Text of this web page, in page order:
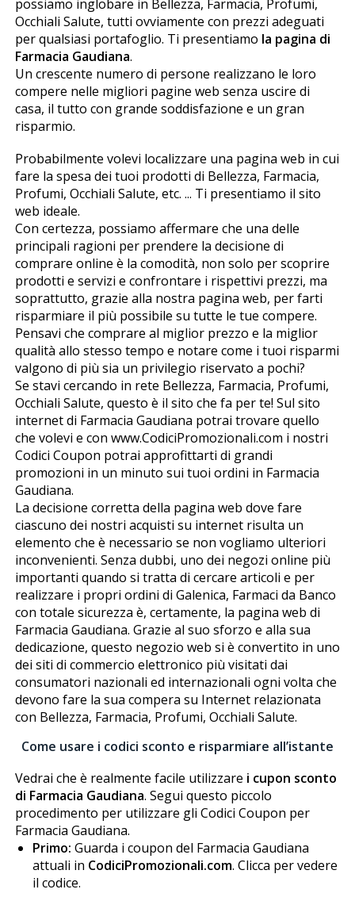
possiamo inglobare in Bellezza, Farmacia, Profumi,
Occhiali Salute, tutti ovviamente con prezzi adeguati
per qualsiasi portafoglio. Ti presentiamo la pagina di
Farmacia Gaudiana.
Un crescente numero di persone realizzano le loro
compere nelle migliori pagine web senza uscire di
casa, il tutto con grande soddisfazione e un gran
risparmio.
Probabilmente volevi localizzare una pagina web in cui
fare la spesa dei tuoi prodotti di Bellezza, Farmacia,
Profumi, Occhiali Salute, etc. ... Ti presentiamo il sito
web ideale.
Con certezza, possiamo affermare che una delle
principali ragioni per prendere la decisione di
comprare online è la comodità, non solo per scoprire
prodotti e servizi e confrontare i rispettivi prezzi, ma
soprattutto, grazie alla nostra pagina web, per farti
risparmiare il più possibile su tutte le tue compere.
Pensavi che comprare al miglior prezzo e la miglior
qualità allo stesso tempo e notare come i tuoi risparmi
valgono di più sia un privilegio riservato a pochi?
Se stavi cercando in rete Bellezza, Farmacia, Profumi,
Occhiali Salute, questo è il sito che fa per te! Sul sito
internet di Farmacia Gaudiana potrai trovare quello
che volevi e con www.CodiciPromozionali.com i nostri
Codici Coupon potrai approfittarti di grandi
promozioni in un minuto sui tuoi ordini in Farmacia
Gaudiana.
La decisione corretta della pagina web dove fare
ciascuno dei nostri acquisti su internet risulta un
elemento che è necessario se non vogliamo ulteriori
inconvenienti. Senza dubbi, uno dei negozi online più
importanti quando si tratta di cercare articoli e per
realizzare i propri ordini di Galenica, Farmaci da Banco
con totale sicurezza è, certamente, la pagina web di
Farmacia Gaudiana. Grazie al suo sforzo e alla sua
dedicazione, questo negozio web si è convertito in uno
dei siti di commercio elettronico più visitati dai
consumatori nazionali ed internazionali ogni volta che
devono fare la sua compera su Internet relazionata
con Bellezza, Farmacia, Profumi, Occhiali Salute.
Come usare i codici sconto e risparmiare all’istante
Vedrai che è realmente facile utilizzare i cupon sconto
di Farmacia Gaudiana. Segui questo piccolo
procedimento per utilizzare gli Codici Coupon per
Farmacia Gaudiana.
Primo: Guarda i coupon del Farmacia Gaudiana
attuali in CodiciPromozionali.com. Clicca per vedere
il codice.